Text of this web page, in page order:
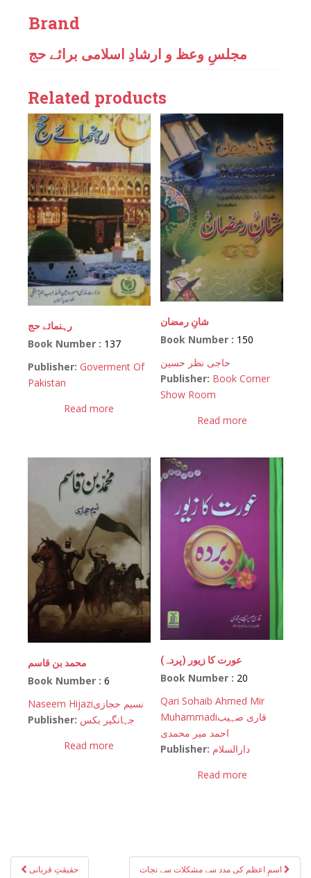
Brand
مجلسِ وعظ و ارشادِ اسلامی برائے حج
Related products
رہنمائے حج
Book Number : 137
Publisher: Goverment Of
Pakistan
Read more
شانِ رمضان
Book Number : 150
حاجی نظر حسین
Publisher: Book Corner
Show Room
Read more
محمد بن قاسم
Book Number : 6
Naseem Hijaziنسیم حجازی
Publisher: جہانگیر بکس
Read more
(عورت کا زیور (پردہ
Book Number : 20
Qari Sohaib Ahmed Mir
Muhammadiقاری صہیب
احمد میر محمدی
Publisher: دارالسلام
Read more
Postحقیقتِ قربانی